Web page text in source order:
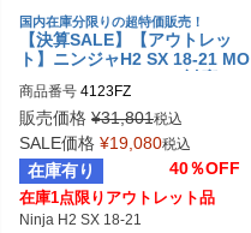
国内在庫分限りの超特価販売！
【決算SALE】【アウトレッ
ト】ニンジャH2 SX 18-21 MO
プケース用 リアキャリア GIVI
商品番号 4123FZ
販売価格 ¥31,801税込
SALE価格 ¥19,080税込
在庫有り 40％OFF
在庫1点限りアウトレット品
Ninja H2 SX 18-21